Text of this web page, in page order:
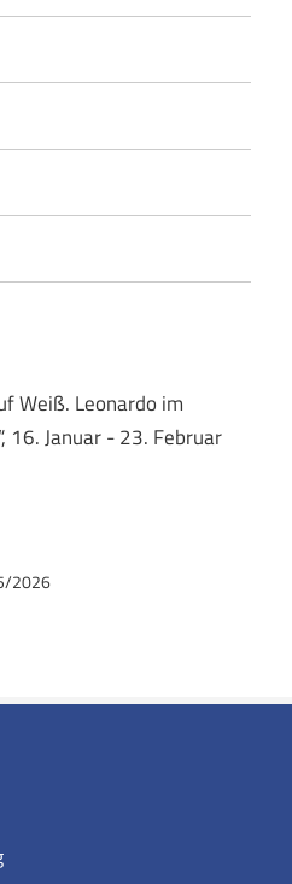
Weiß. Leonardo im
16. Januar - 23. Februar
2026